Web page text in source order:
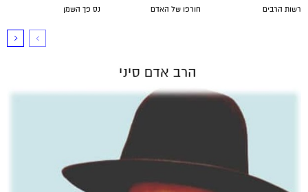
נס פך השמן חורפו של האדם רשות הרבים